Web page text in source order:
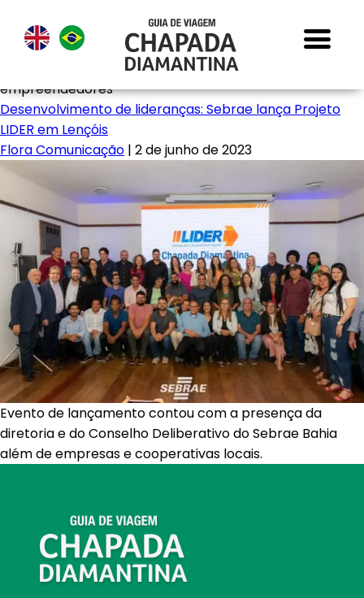
empreendedores
Desenvolvimento de lideranças: Sebrae lança Projeto
LIDER em Lençóis
Flora Comunicação | 2 de junho de 2023
Evento de lançamento contou com a presença da
diretoria e do Conselho Deliberativo do Sebrae Bahia
além de empresas e cooperativas locais.